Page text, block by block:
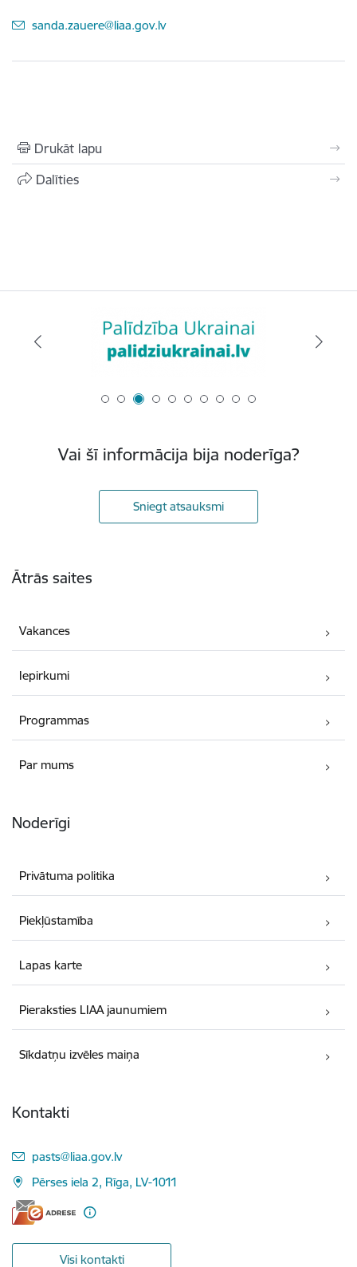
E-pasts:
sanda.zauere@liaa.gov.lv
Drukāt lapu
Dalīties
Vai šī informācija bija noderīga?
Sniegt atsauksmi
Ātrās saites
Vakances
Iepirkumi
Programmas
Par mums
Noderīgi
Privātuma politika
Piekļūstamība
Lapas karte
Pieraksties LIAA jaunumiem
Sīkdatņu izvēles maiņa
Kontakti
E-pasts:
pasts@liaa.gov.lv
Pērses iela 2, Rīga, LV-1011
Visi kontakti